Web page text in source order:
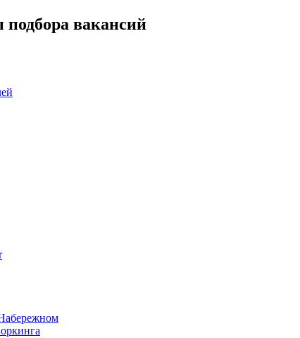
вакансий